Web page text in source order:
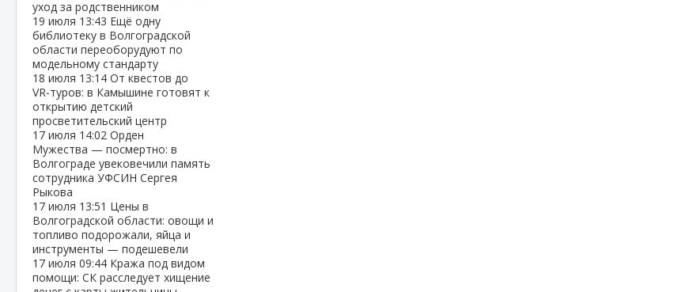
уход за родственником
19 июля 13:43 Ещё одну
библиотеку в Волгоградской
области переоборудуют по
модельному стандарту
18 июля 13:14 От квестов до
VR‑туров: в Камышине готовят к
открытию детский
просветительский центр
17 июля 14:02 Орден
Мужества — посмертно: в
Волгограде увековечили память
сотрудника УФСИН Сергея
Рыкова
17 июля 13:51 Цены в
Волгоградской области: овощи и
топливо подорожали, яйца и
инструменты — подешевели
17 июля 09:44 Кража под видом
помощи: СК расследует хищение